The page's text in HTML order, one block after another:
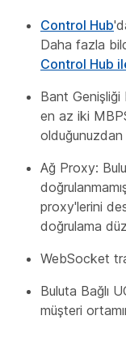
Control Hub
Daha fazla
Control Hub
Bant Genişliği
en az iki
olduğunuzdan
Ağ Proxy:
proxy'lerini
doğrulama
WebSocket
Buluta Bağlı
müşteri